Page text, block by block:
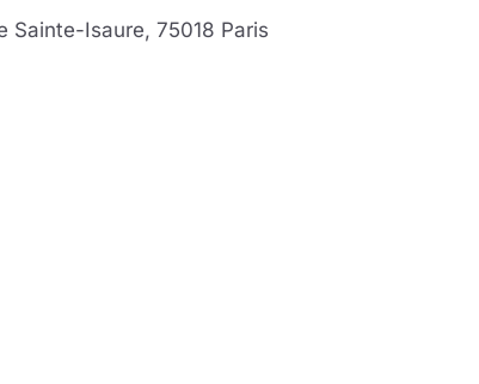
Sainte-Isaure, 75018 Paris